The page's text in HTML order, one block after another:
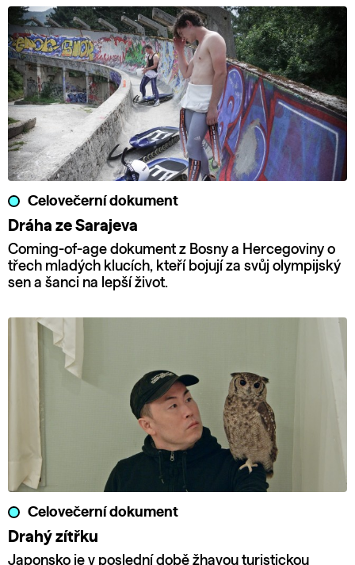
Celovečerní dokument
Dráha ze Sarajeva
Coming-of-age dokument z Bosny a Hercegoviny o
třech mladých klucích, kteří bojují za svůj olympijský
sen a šanci na lepší život.
Celovečerní dokument
Drahý zítřku
Japonsko je v poslední době žhavou turistickou